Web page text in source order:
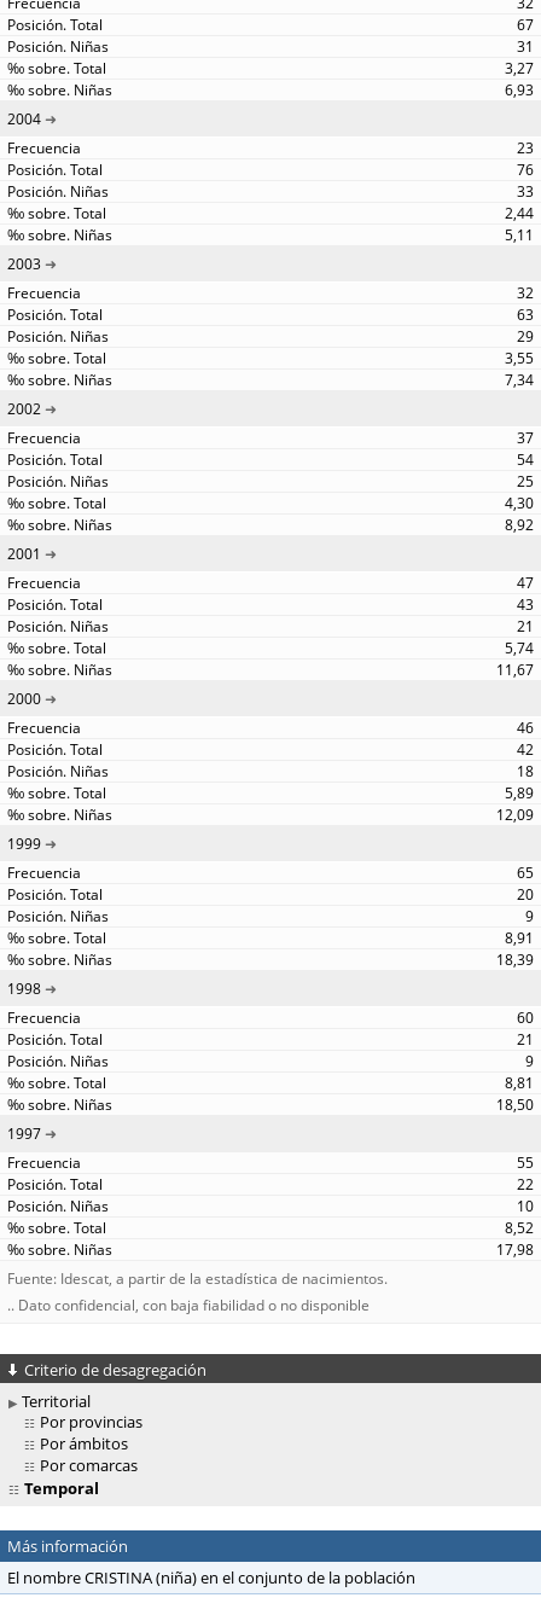
67
31
3,27
6,93
2004
23
76
33
2,44
5,11
2003
32
63
29
3,55
7,34
2002
37
54
25
4,30
8,92
2001
47
43
21
5,74
11,67
2000
46
42
18
5,89
12,09
1999
65
20
9
8,91
18,39
1998
60
21
9
8,81
18,50
1997
55
22
10
8,52
17,98
Fuente: Idescat, a partir de la estadística de nacimientos.
.. Dato confidencial, con baja fiabilidad o no disponible
Criterio de desagregación
Territorial
Por provincias
Por ámbitos
Por comarcas
Temporal
Más información
El nombre CRISTINA (niña) en el conjunto de la población